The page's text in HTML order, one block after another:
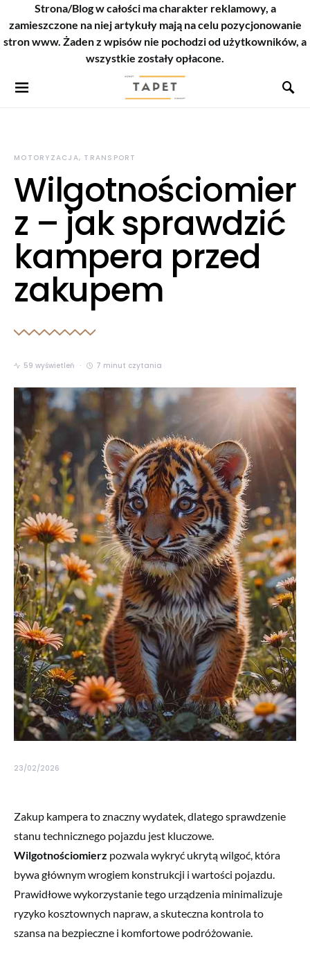
Strona/Blog w całości ma charakter reklamowy, a
zamieszczone na niej artykuły mają na celu pozycjonowanie
stron www. Żaden z wpisów nie pochodzi od użytkowników, a
wszystkie zostały opłacone.
MOTORYZACJA, TRANSPORT
Wilgotnościomier
z – jak sprawdzić
kampera przed
zakupem
59 wyświetleń 7 minut czytania
23/02/2026
Zakup kampera to znaczny wydatek, dlatego sprawdzenie
stanu technicznego pojazdu jest kluczowe.
Wilgotnościomierz pozwala wykryć ukrytą wilgoć, która
bywa głównym wrogiem konstrukcji i wartości pojazdu.
Prawidłowe wykorzystanie tego urządzenia minimalizuje
ryzyko kosztownych napraw, a skuteczna kontrola to
szansa na bezpieczne i komfortowe podróżowanie.